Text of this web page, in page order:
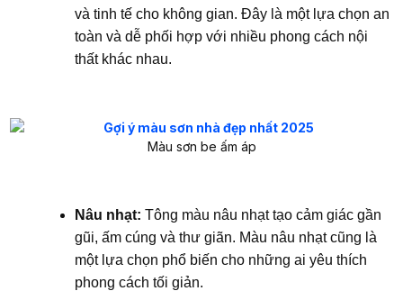
và tinh tế cho không gian. Đây là một lựa chọn an
toàn và dễ phối hợp với nhiều phong cách nội
thất khác nhau.
Màu sơn be ấm áp
Nâu nhạt:Tông màu nâu nhạt tạo cảm giác gần
gũi, ấm cúng và thư giãn. Màu nâu nhạt cũng là
một lựa chọn phổ biến cho những ai yêu thích
phong cách tối giản.